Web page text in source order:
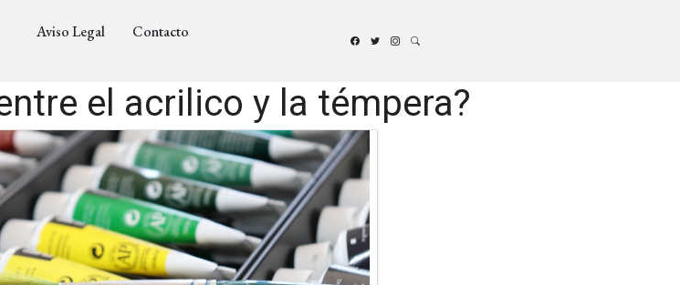
Aviso Legal Contacto
el acrilico y la témpera?